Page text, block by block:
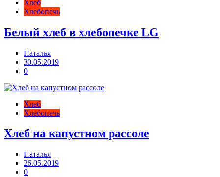
Хлеб
Хлебопечь
Белый хлеб в хлебопечке LG
Наталья
30.05.2019
0
Хлеб
Хлебопечь
Хлеб на капустном рассоле
Наталья
26.05.2019
0